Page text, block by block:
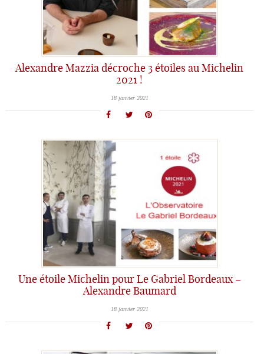
Alexandre Mazzia décroche 3 étoiles au Michelin
2021 !
18 janvier 2021
Une étoile Michelin pour Le Gabriel Bordeaux –
Alexandre Baumard
18 janvier 2021